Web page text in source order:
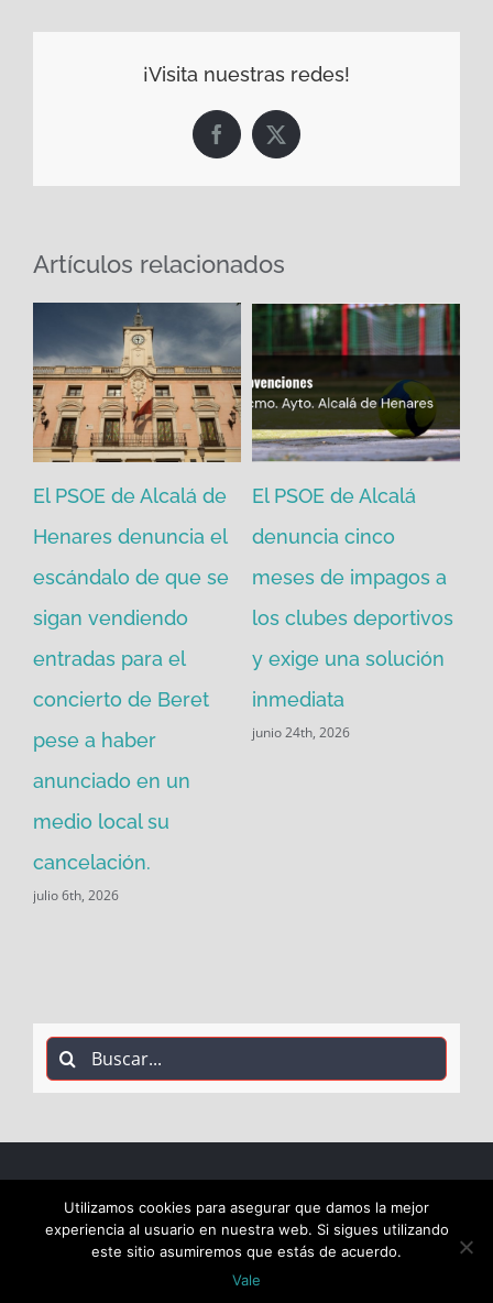
¡Visita nuestras redes!
Facebook
X
Artículos relacionados
El PSOE de Alcalá de
Henares denuncia el
escándalo de que se
sigan vendiendo
entradas para el
concierto de Beret
pese a haber
anunciado en un
medio local su
cancelación.
julio 6th, 2026
El PSOE de Alcalá
denuncia cinco
meses de impagos a
los clubes deportivos
y exige una solución
inmediata
junio 24th, 2026
Buscar:
COPYRIGHT 2018 Socialistas de Alcalá PSOE ALCALÁ |
ALL RIGHTS RESERVED |
Utilizamos cookies para asegurar que damos la mejor
experiencia al usuario en nuestra web. Si sigues utilizando
este sitio asumiremos que estás de acuerdo.
Vale